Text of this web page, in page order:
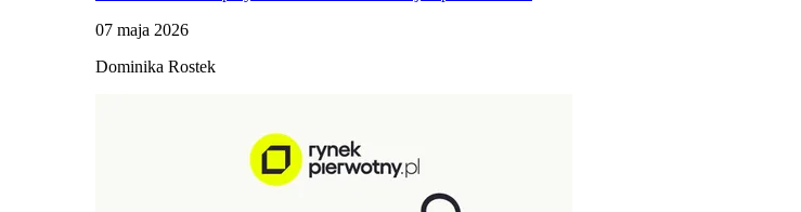
07 maja 2026
Dominika Rostek